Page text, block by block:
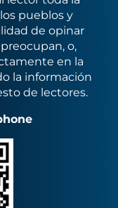
pueblos y
de opinar
o,
en la
la información
de lectores.